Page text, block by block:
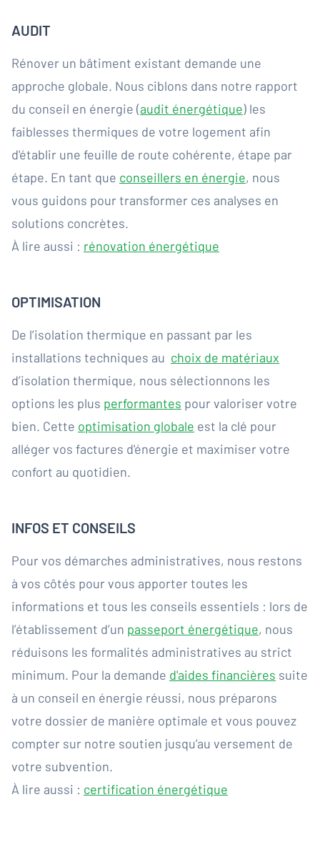
AUDIT
Rénover un bâtiment existant demande une
approche globale. Nous ciblons dans notre rapport
du conseil en énergie (audit énergétique) les
faiblesses thermiques de votre logement afin
d'établir une feuille de route cohérente, étape par
étape. En tant que conseillers en énergie, nous
vous guidons pour transformer ces analyses en
solutions concrètes.
À lire aussi : rénovation énergétique
OPTIMISATION
De l’isolation thermique en passant par les
installations techniques au choix de matériaux
d’isolation thermique, nous sélectionnons les
options les plus performantes pour valoriser votre
bien. Cette optimisation globale est la clé pour
alléger vos factures d'énergie et maximiser votre
confort au quotidien.
INFOS ET CONSEILS
Pour vos démarches administratives, nous restons
à vos côtés pour vous apporter toutes les
informations et tous les conseils essentiels : lors de
l’établissement d’un passeport énergétique, nous
réduisons les formalités administratives au strict
minimum. Pour la demande d'aides financières suite
à un conseil en énergie réussi, nous préparons
votre dossier de manière optimale et vous pouvez
compter sur notre soutien jusqu’au versement de
votre subvention.
À lire aussi : certification énergétique